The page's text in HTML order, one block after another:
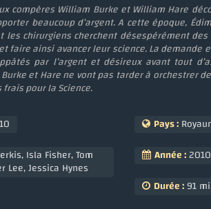
compères William Burke et William Hare
beaucoup d’argent. A cette époque,
chirurgiens cherchent désespérément
faire ainsi avancer leur science. La demande
par l’argent et désireux avant tout
et Hare ne vont pas tarder à orchestrer
pour la Science.
,Isla Fisher,Tom
Lee,Jessica Hynes
Pays :
Année :2010
Durée :91